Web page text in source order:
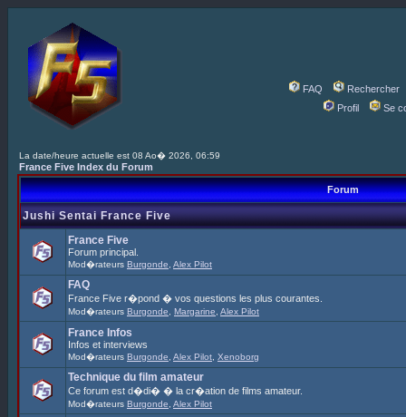
FAQ
Rechercher
Profil
Se
La date/heure actuelle est 08 Ao� 2026, 06:59
France Five Index du Forum
Forum
Jushi Sentai France Five
France Five
Forum principal.
Mod�rateurs Burgonde Alex Pilot
FAQ
France Five r�pond � vos questions les plus courantes.
Mod�rateurs Burgonde Margarine Alex Pilot
France Infos
Infos et interviews
Mod�rateurs Burgonde Alex Pilot Xenoborg
Technique du film amateur
Ce forum est d�di� � la cr�ation de films amateur.
Mod�rateurs Burgonde Alex Pilot